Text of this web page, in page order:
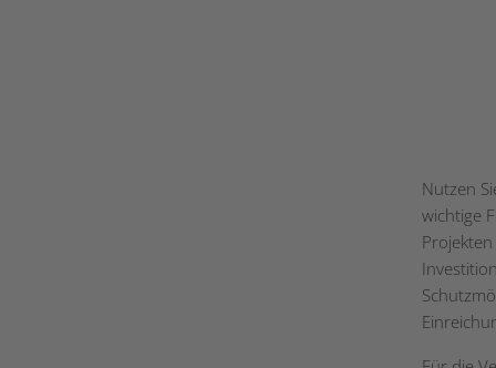
Nutzen
wichtige